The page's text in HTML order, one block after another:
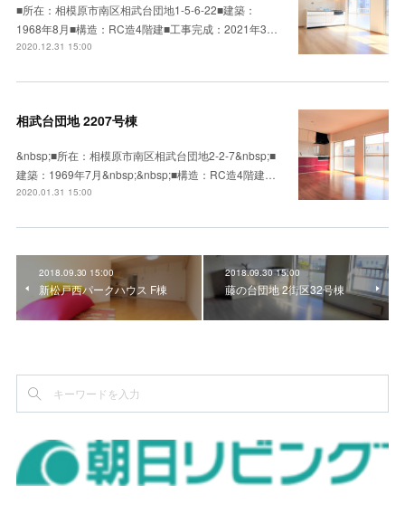
■所在：相模原市南区相武台団地1-5-6-22■建築：
1968年8月■構造：RC造4階建■工事完成：2021年3…
2020.12.31 15:00
相武台団地 2207号棟
&nbsp;■所在：相模原市南区相武台団地2-2-7&nbsp;■
建築：1969年7月&nbsp;&nbsp;■構造：RC造4階建…
2020.01.31 15:00
2018.09.30 15:00
新松戸西パークハウス F棟
2018.09.30 15:00
藤の台団地 2街区32号棟